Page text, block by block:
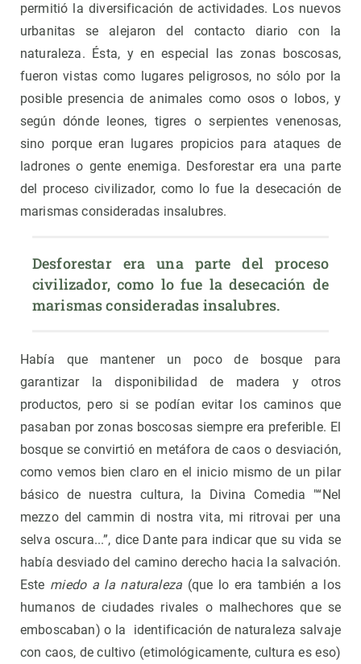
permitió la diversificación de actividades. Los nuevos
urbanitas se alejaron del contacto diario con la
naturaleza. Ésta, y en especial las zonas boscosas,
fueron vistas como lugares peligrosos, no sólo por la
posible presencia de animales como osos o lobos, y
según dónde leones, tigres o serpientes venenosas,
sino porque eran lugares propicios para ataques de
ladrones o gente enemiga. Desforestar era una parte
del proceso civilizador, como lo fue la desecación de
marismas consideradas insalubres.
Desforestar era una parte del proceso
civilizador, como lo fue la desecación de
marismas consideradas insalubres.
Había que mantener un poco de bosque para
garantizar la disponibilidad de madera y otros
productos, pero si se podían evitar los caminos que
pasaban por zonas boscosas siempre era preferible. El
bosque se convirtió en metáfora de caos o desviación,
como vemos bien claro en el inicio mismo de un pilar
básico de nuestra cultura, la Divina Comedia "“Nel
mezzo del cammin di nostra vita, mi ritrovai per una
selva oscura...”, dice Dante para indicar que su vida se
había desviado del camino derecho hacia la salvación.
Este miedo a la naturaleza (que lo era también a los
humanos de ciudades rivales o malhechores que se
emboscaban) o la identificación de naturaleza salvaje
con caos, de cultivo (etimológicamente, cultura es eso)